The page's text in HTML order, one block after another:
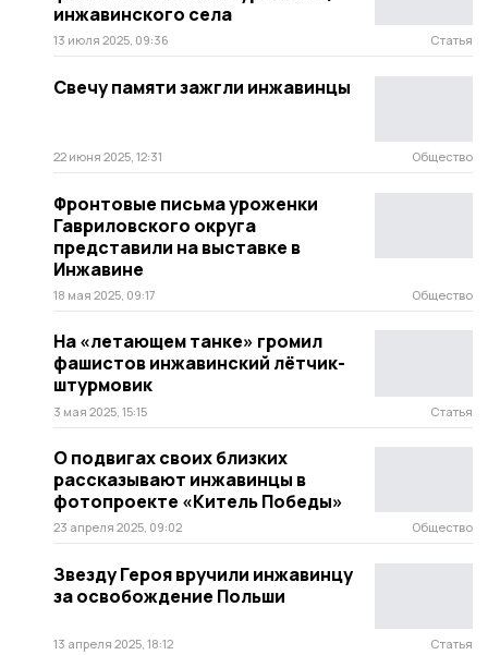
инжавинского села
13 июля 2025, 09:36 Статья
Свечу памяти зажгли инжавинцы
22 июня 2025, 12:31 Общество
Фронтовые письма уроженки
Гавриловского округа
представили на выставке в
Инжавине
18 мая 2025, 09:17 Общество
На «летающем танке» громил
фашистов инжавинский лётчик-
штурмовик
3 мая 2025, 15:15 Статья
О подвигах своих близких
рассказывают инжавинцы в
фотопроекте «Китель Победы»
23 апреля 2025, 09:02 Общество
Звезду Героя вручили инжавинцу
за освобождение Польши
13 апреля 2025, 18:12 Статья